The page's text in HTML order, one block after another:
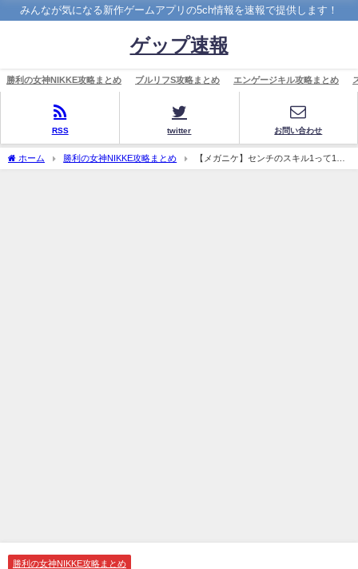
みんなが気になる新作ゲームアプリの5ch情報を速報で提供します！
ゲップ速報
勝利の女神NIKKE攻略まとめ ブルリフS攻略まとめ エンゲージキル攻略まとめ
RSS twitter お問い合わせ
ホーム 勝利の女神NIKKE攻略まとめ
【メガニケ】センチのスキル1って10
にする価値ある？
勝利の女神NIKKE攻略まとめ